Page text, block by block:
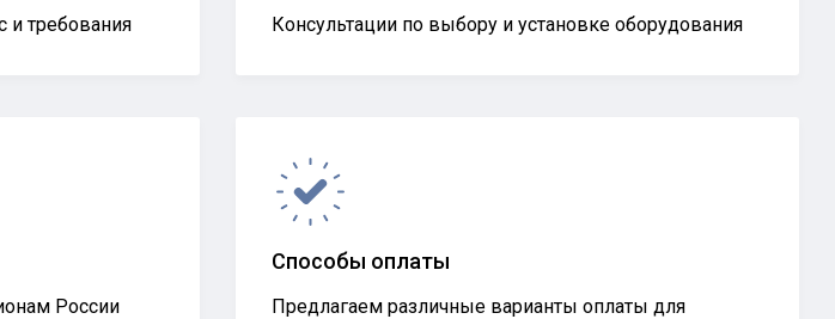
и требования Консультации по выбору и установке оборудования
России
Способы оплаты
Предлагаем различные варианты оплаты для